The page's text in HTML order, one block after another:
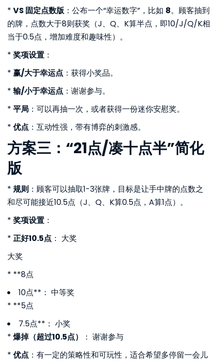
* VS 固定点数版：公布一个“幸运数字”，比如 8。顾客抽到
的牌，点数大于8则获奖（J、Q、K算半点，即10/J/Q/K相
当于0.5点，增加难度和趣味性）。
* 奖项设置 ：
* 赢/大于幸运点 ：获得小奖品。
* 输/小于幸运点 ：谢谢参与。
* 平局 ：可以再抽一次，或者获得一份迷你安慰奖。
* 优点 ：互动性强，带有博弈的刺激感。
方案三：“21点/凑十点半”简化
版
* 规则 ：顾客可以抽取1-3张牌，目标是让手中牌的点数之
和尽可能接近10.5点（J、Q、K算0.5点，A算1点）。
* 奖项设置 ：
* 正好10.5点 ： 大奖
大奖
* **8点
10点**： 中等奖
* **5点
7.5点**： 小奖
* 爆掉（超过10.5点）
： 谢谢参与
* 优点 ：有一定的策略性和可玩性，适合希望多停留一会儿